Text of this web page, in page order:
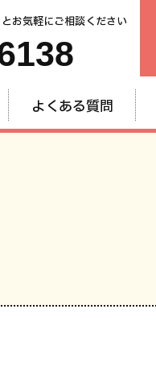
お気軽にご相談ください
よくある質問